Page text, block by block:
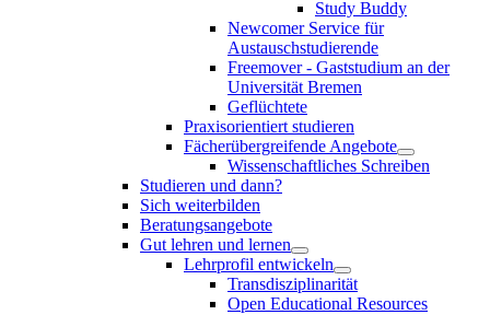
Study Buddy
Newcomer Service für
Austauschstudierende
Freemover - Gaststudium an der
Universität Bremen
Geflüchtete
Praxisorientiert studieren
Fächerübergreifende Angebote
Wissenschaftliches Schreiben
Studieren und dann?
Sich weiterbilden
Beratungsangebote
Gut lehren und lernen
Lehrprofil entwickeln
Transdisziplinarität
Open Educational Resources